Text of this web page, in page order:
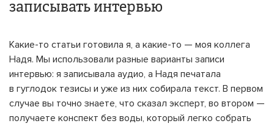
записывать интервью
Какие-то статьи готовила я, а какие-то — моя коллега
Надя. Мы использовали разные варианты записи
интервью: я записывала аудио, а Надя печатала
в гуглодок тезисы и уже из них собирала текст. В первом
случае вы точно знаете, что сказал эксперт, во втором —
получаете конспект без воды, который легко собрать